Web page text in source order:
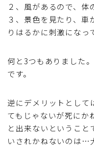
２、風があるので、体
３、景色を見たり、車
りはるかに刺激になっ
何と3つもありました
です。
逆にデメリットとして
てもじゃないが死にか
と出来ないというこ
いされかねないのは…